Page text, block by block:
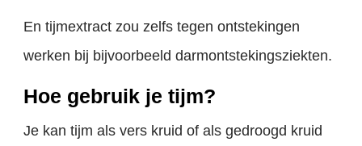
En tijmextract zou zelfs tegen ontstekingen
werken bij bijvoorbeeld darmontstekingsziekten.
Hoe gebruik je tijm?
Je kan tijm als vers kruid of als gedroogd kruid